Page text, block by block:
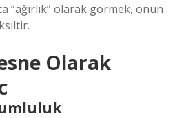
“ağırlık” olarak görmek, onun
Olarak